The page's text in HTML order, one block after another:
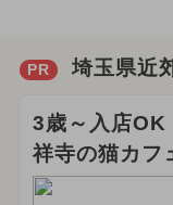
PR 埼玉県近
3歳～入店OK
祥寺の猫カフ